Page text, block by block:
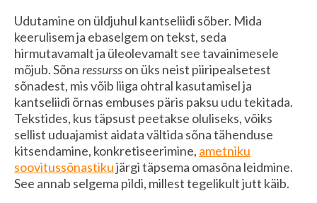
Udutamine on üldjuhul kantseliidi sõber. Mida
keerulisem ja ebaselgem on tekst, seda
hirmutavamalt ja üleolevamalt see tavainimesele
mõjub. Sõnaressursson üks neist piiripealsetest
sõnadest, mis võib liiga ohtral kasutamisel ja
kantseliidi õrnas embuses päris paksu udu tekitada.
Tekstides, kus täpsust peetakse oluliseks, võiks
sellist uduajamist aidata vältida sõna tähenduse
kitsendamine, konkretiseerimine, ametniku
soovitussõnastikujärgi täpsema omasõna leidmine.
See annab selgema pildi, millest tegelikult jutt käib.